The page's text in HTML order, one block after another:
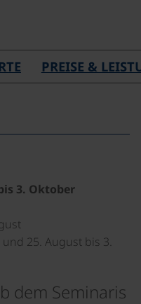
PREISE &
3. Oktober
und 25. August bis 3.
dem Seminaris